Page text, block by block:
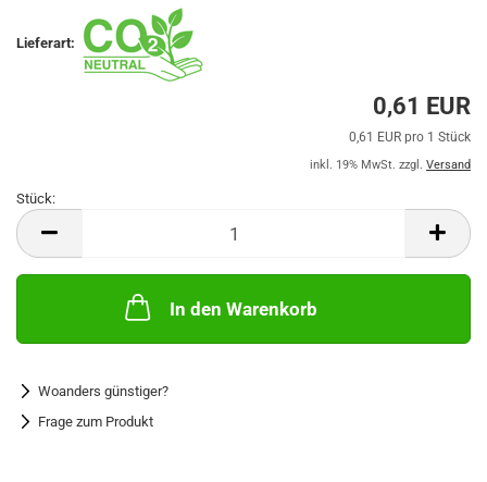
Lieferart:
0,61 EUR
0,61 EUR pro 1 Stück
inkl. 19% MwSt. zzgl. Versand
Stück:
Stück
In den Warenkorb
Woanders günstiger?
Frage zum Produkt